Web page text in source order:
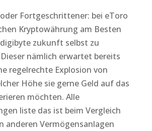
Fortgeschrittener: bei eToro
Kryptowährung am Besten
zukunft selbst zu
nämlich erwartet bereits
regelrechte Explosion von
Höhe sie gerne Geld auf das
möchten. Alle
liste das ist beim Vergleich
anderen Vermögensanlagen